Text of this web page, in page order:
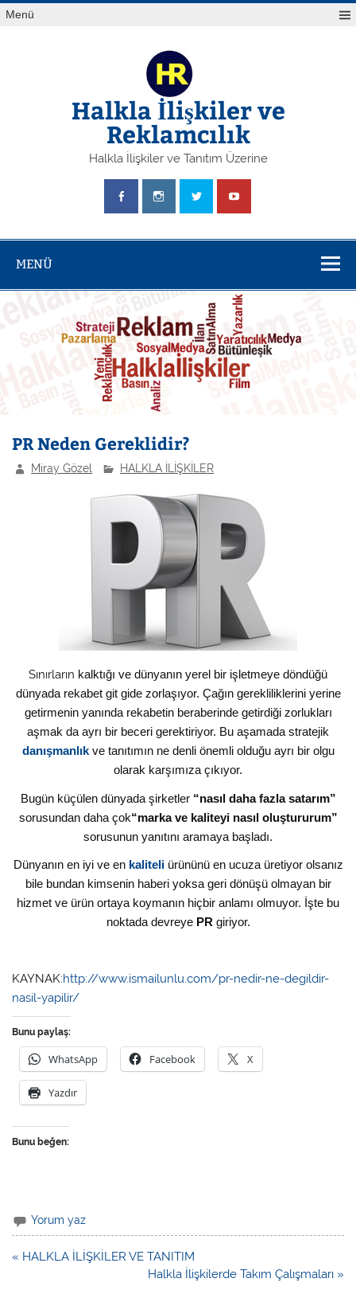
Skip
toMenü
Halkla İlişkiler ve
Reklamcılık
Halkla İlişkiler ve Tanıtım Üzerine
MENÜ
PR Neden Gereklidir?
Miray Gözel HALKLA İLİŞKİLER
Sınırların kalktığı ve dünyanın yerel bir işletmeye döndüğü
dünyada rekabet git gide zorlaşıyor. Çağın gerekliliklerini yerine
getirmenin yanında rekabetin beraberinde getirdiği zorlukları
aşmak da ayrı bir beceri gerektiriyor. Bu aşamada stratejik
danışmanlıkve tanıtımın ne denli önemli olduğu ayrı bir olgu
olarak karşımıza çıkıyor.
Bugün küçülen dünyada şirketler “nasıl daha fazla satarım”
sorusundan daha çok“marka ve kaliteyi nasıl oluştururum”
sorusunun yanıtını aramaya başladı.
Dünyanın en iyi ve en kaliteliürününü en ucuza üretiyor olsanız
bile bundan kimsenin haberi yoksa geri dönüşü olmayan bir
hizmet ve ürün ortaya koymanın hiçbir anlamı olmuyor. İşte bu
noktada devreye PR giriyor.
KAYNAK:http://www.ismailunlu.com/pr-nedir-ne-degildir-
nasil-yapilir/
Bunu paylaş:
WhatsApp Facebook X
Yazdır
Bunu beğen:
Yorum yaz
Yazı
« HALKLA İLİŞKİLER VE TANITIM
Halkla İlişkilerde Takım Çalışmaları »